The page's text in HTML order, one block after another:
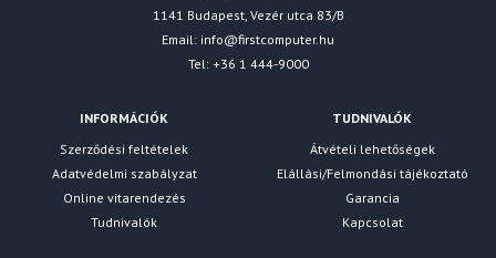
1141 Budapest, Vezér utca 83/B
Email: info@firstcomputer.hu
Tel: +36 1 444-9000
INFORMÁCIÓK
Szerződési feltételek
Adatvédelmi szabályzat
Online vitarendezés
Tudnivalók
TUDNIVALÓK
Átvételi lehetőségek
Elállási/Felmondási tájékoztató
Garancia
Kapcsolat